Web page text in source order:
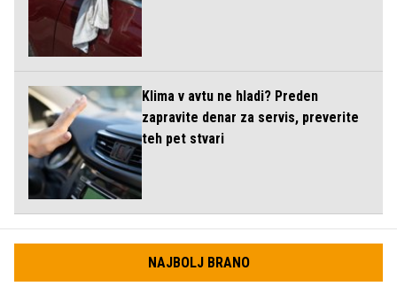
Klima v avtu ne hladi? Preden
zapravite denar za servis, preverite
teh pet stvari
NAJBOLJ BRANO